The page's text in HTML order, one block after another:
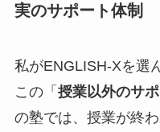
実のサポート体制
私がENGLISH-Xを選
この「 授業以外のサ
の塾では、授業が終